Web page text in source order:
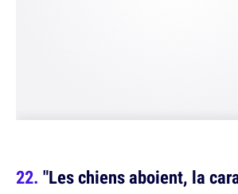
"Les chiens aboient, la